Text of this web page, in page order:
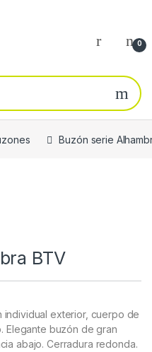
0
Buzón serie
BTV
individual exterior, cuerpo de
Elegante buzón de gran
abajo. Cerradura redonda.